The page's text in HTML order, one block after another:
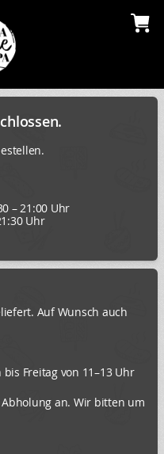
– 21:00 Uhr
Uhr
Auf Wunsch auch
Freitag von 11–13 Uhr
an. Wir bitten um